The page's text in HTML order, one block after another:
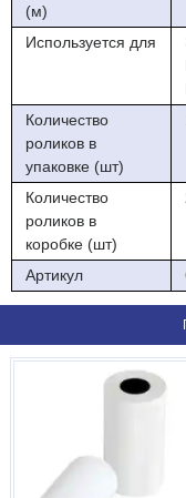
(м)
Используется для
Количество
роликов в
упаковке (шт)
Количество
роликов в
коробке (шт)
Артикул